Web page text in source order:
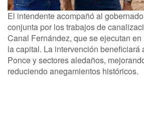
El intendente acompañó al
conjunta por los trabajos de
Canal Fernández, que se ejecutan
la capital. La intervención beneficiará
Ponce y sectores aledaños,
reduciendo anegamientos históricos.